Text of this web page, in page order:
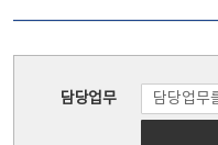
담당업무